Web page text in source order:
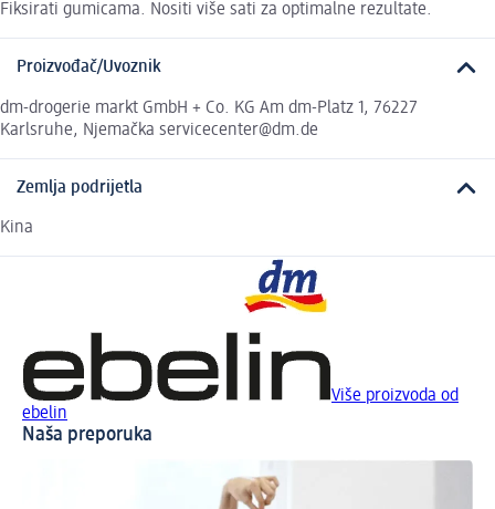
Fiksirati gumicama. Nositi više sati za optimalne rezultate.
Proizvođač/Uvoznik
dm-drogerie markt GmbH + Co. KG Am dm-Platz 1, 76227
Karlsruhe, Njemačka servicecenter@dm.de
Zemlja podrijetla
Kina
Više proizvoda od
ebelin
Naša preporuka